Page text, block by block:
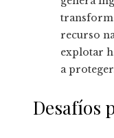
recurso
explotar
a
Desafíos